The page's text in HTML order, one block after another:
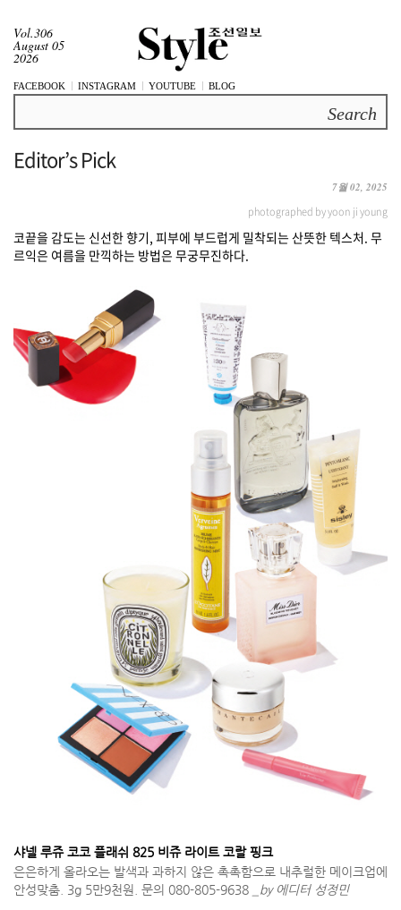
Vol.306
August 05
2026
FACEBOOK INSTAGRAM YOUTUBE BLOG
Editor’s Pick
7월 02, 2025
photographed by yoon ji young
코끝을 감도는 신선한 향기, 피부에 부드럽게 밀착되는 산뜻한 텍스처. 무
르익은 여름을 만끽하는 방법은 무궁무진하다.
샤넬 루쥬 코코 플래쉬 825 비쥬 라이트 코랄 핑크
은은하게 올라오는 발색과 과하지 않은 촉촉함으로 내추럴한 메이크업에
안성맞춤. 3g 5만9천원. 문의 080-805-9638 _by 에디터 성정민